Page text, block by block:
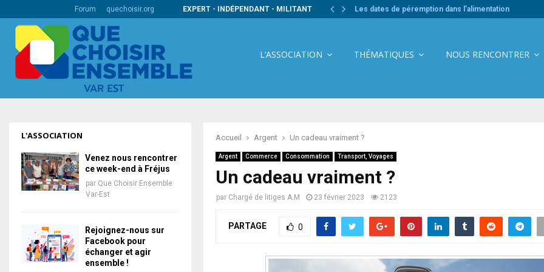
Forum quechoisir.org EXPERT - INDÉPENDANT - MILITANT
barres internationaux Les dates de péremption dans l’alimentation
L’ASSOCIATION THÉMATIQUES NOUS RENCONTRER
Accueil Argent Un cadeau vraiment ?
Argent Commerce Consommation Transport, Voyages
Un cadeau vraiment ?
par Chargé de litiges A.M 23 février 2023 2123
PARTAGE 0
L'ASSOCIATION
Venez nous rencontrer
ce week-end à Fréjus
par Que Choisir Ensemble
Var-Est
Rejoignez-nous sur
Facebook pour
échanger et agir
ensemble !